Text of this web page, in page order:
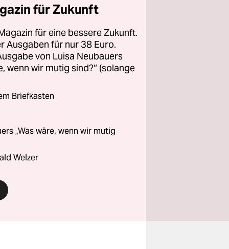
für Zukunft
für eine bessere Zukunft.
Ausgaben für nur 38 Euro.
von Luisa Neubauers
wenn wir mutig sind?“ (solange
Briefkasten
„Was wäre, wenn wir mutig
Welzer